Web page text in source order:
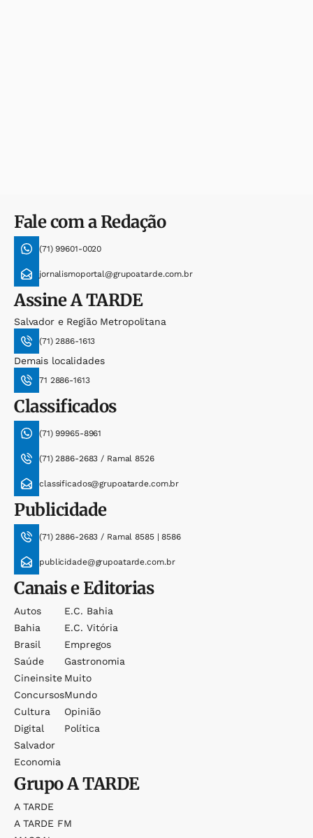
Fale com a Redação
(71) 99601-0020
jornalismoportal@grupoatarde.com.br
AssineA TARDE
Salvador e Região Metropolitana
(71) 2886-1613
Demais localidades
71 2886-1613
Classificados
(71) 99965-8961
(71) 2886-2683 / Ramal 8526
classificados@grupoatarde.com.br
Publicidade
(71) 2886-2683 / Ramal 8585 | 8586
publicidade@grupoatarde.com.br
Canais e Editorias
Autos
Bahia
Brasil
Saúde
Cineinsite
Concursos
Cultura
Digital
Salvador
Economia
E.c. Bahia
E.c. Vitória
Empregos
Gastronomia
Muito
Mundo
Opinião
Política
GrupoA TARDE
A TARDE
A TARDE FM